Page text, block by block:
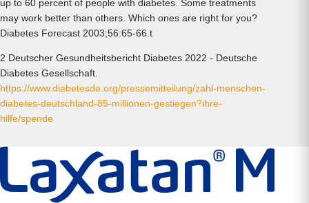
up to 60 percent of people with diabetes. Some treatments
may work better than others. Which ones are right for you?
Diabetes Forecast 2003;56:65-66.t
2 Deutscher Gesundheitsbericht Diabetes 2022 - Deutsche
Diabetes Gesellschaft.
https://www.diabetesde.org/pressemitteilung/zahl-menschen-
diabetes-deutschland-85-millionen-gestiegen?ihre-
hilfe/spende